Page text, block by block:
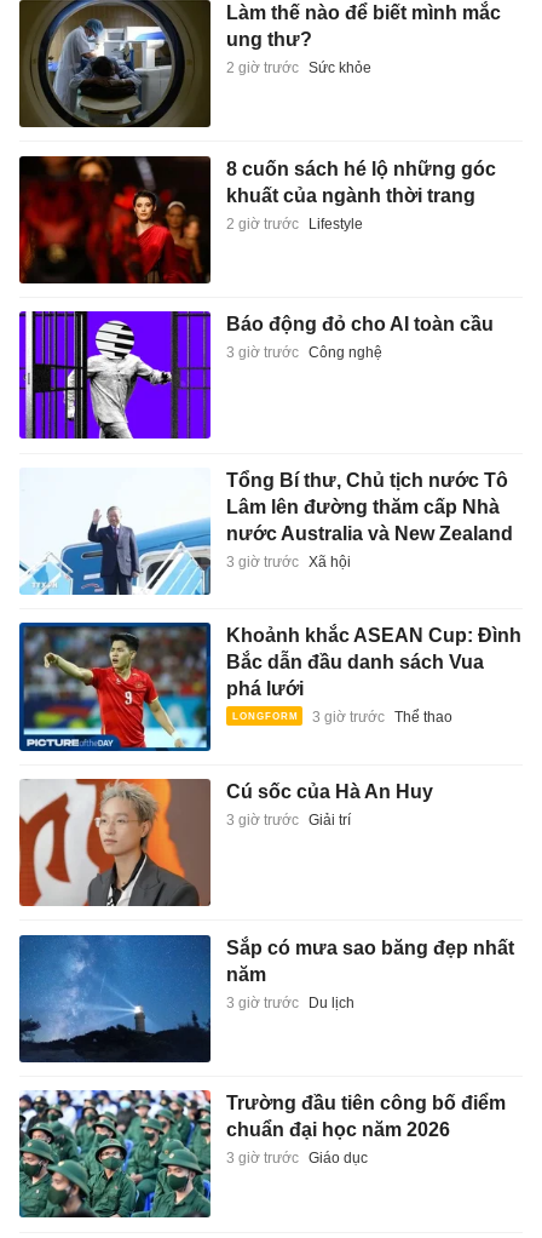
Làm thế nào để biết mình mắc
ung thư?
2 giờ trước Sức khỏe
8 cuốn sách hé lộ những góc
khuất của ngành thời trang
2 giờ trước Lifestyle
Báo động đỏ cho AI toàn cầu
3 giờ trước Công nghệ
Tổng Bí thư, Chủ tịch nước Tô
Lâm lên đường thăm cấp Nhà
nước Australia và New Zealand
3 giờ trước Xã hội
Khoảnh khắc ASEAN Cup: Đình
Bắc dẫn đầu danh sách Vua
phá lưới
3 giờ trước Thể thao
Cú sốc của Hà An Huy
3 giờ trước Giải trí
Sắp có mưa sao băng đẹp nhất
năm
3 giờ trước Du lịch
Trường đầu tiên công bố điểm
chuẩn đại học năm 2026
3 giờ trước Giáo dục